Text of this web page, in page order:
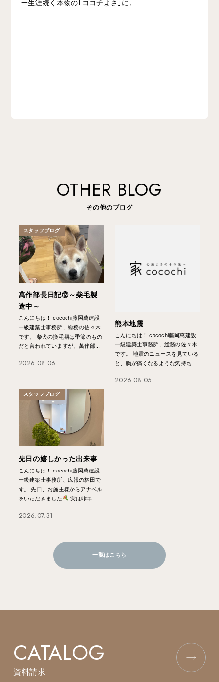
一生涯続く本物の｢ココチよさ｣に。
OTHER BLOG
その他のブログ
スタッフブログ
萬作部長日記⑫～柴毛製
造中～
こんにちは！ cocochi藤岡萬建設
一級建築士事務所、総務の佐々木
です。 柴犬の換毛期は季節のもの
だと言われていますが、萬作部...
2026.08.06
熊本地震
こんにちは！ cocochi藤岡萬建設
一級建築士事務所、総務の佐々木
です。 地震のニュースを見ている
と、胸が痛くなるような気持ち...
2026.08.05
スタッフブログ
先日の嬉しかった出来事
こんにちは！ cocochi藤岡萬建設
一級建築士事務所、広報の林田で
す。 先日、お施主様からアナベル
をいただきました
実は昨年...
2026.07.31
一覧はこちら
CATALOG
資料請求